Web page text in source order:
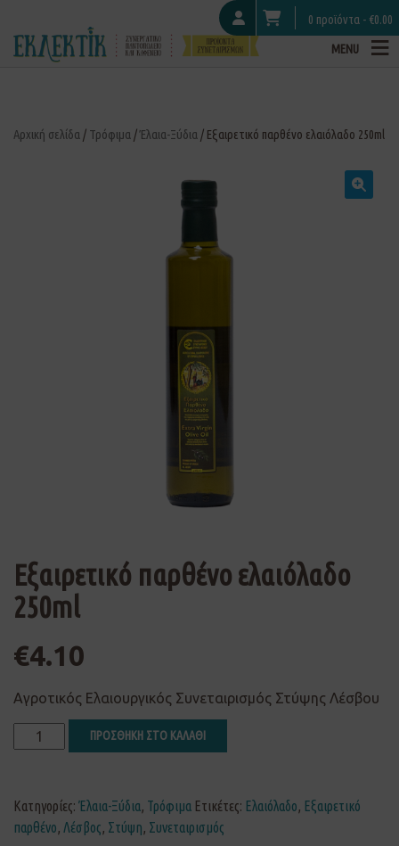
0 προϊόντα - €0.00
MENU
Αρχική σελίδα / Τρόφιμα /Έλαια-Ξύδια / Εξαιρετικό παρθένο ελαιόλαδο 250ml
Εξαιρετικό παρθένο ελαιόλαδο
250ml
€4.10
Αγροτικός Ελαιουργικός Συνεταιρισμός Στύψης Λέσβου
ΠΡΟΣΘΗΚΗ ΣΤΟ ΚΑΛΑΘΙ
Κατηγορίες: Έλαια-Ξύδια, Τρόφιμα Ετικέτες: Ελαιόλαδο, Εξαιρετικό
παρθένο, Λέσβος, Στύψη, Συνεταιρισμός